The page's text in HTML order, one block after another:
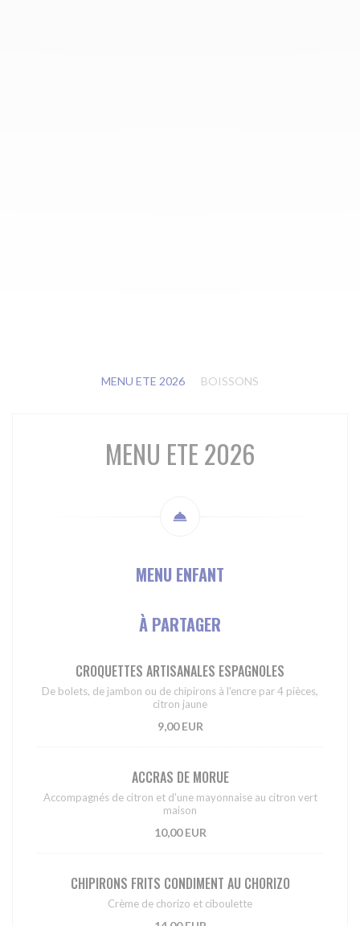
MENU ETE 2026 BOISSONS
MENU ETE 2026
MENU ENFANT
À PARTAGER
CROQUETTES ARTISANALES ESPAGNOLES
De bolets, de jambon ou de chipirons à l'encre par 4 pièces,
citron jaune
9,00 EUR
ACCRAS DE MORUE
Accompagnés de citron et d'une mayonnaise au citron vert
maison
10,00 EUR
CHIPIRONS FRITS CONDIMENT AU CHORIZO
Crème de chorizo et ciboulette